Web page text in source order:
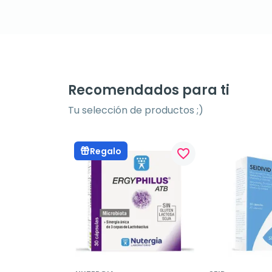
Recomendados para ti
Tu selección de productos ;)
Regalo favorite_border